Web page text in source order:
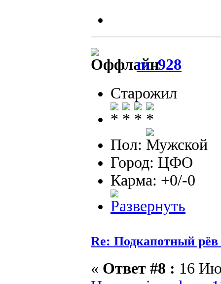
m_928
Старожил
Пол:
Город: ЦФО
Карма: +0/-0
Re: Подкапотный
« Ответ #8 : 16